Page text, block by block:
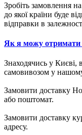
Зробіть замовлення
до якої країни буде
відправки в
Як я можу отримати
Знаходячись у Києві,
самовивозом у
Замовити доставку
або поштомат.
Замовити доставку
адресу.